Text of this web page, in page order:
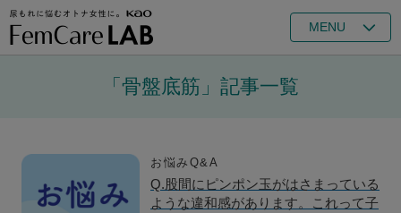
MENU
「骨盤底筋」記事一覧
お悩みQ&A
Q.股間にピンポン玉がはさまっている
ような違和感があります。これって子